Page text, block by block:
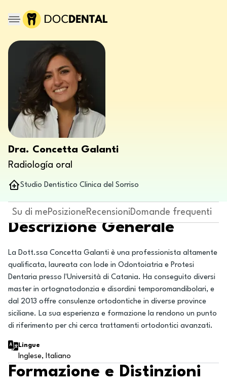
Dra. Concetta Galanti
Radiología oral
Studio Dentistico Clinica del Sorriso
Su di mePosizioneRecensioniDomande frequenti
Descrizione Generale
La Dott.ssa Concetta Galanti è una professionista altamente
qualificata, laureata con lode in Odontoiatria e Protesi
Dentaria presso l'Università di Catania. Ha conseguito diversi
master in ortognatodonzia e disordini temporomandibolari, e
dal 2013 offre consulenze ortodontiche in diverse province
siciliane. La sua esperienza e formazione la rendono un punto
di riferimento per chi cerca trattamenti ortodontici avanzati.
Lingue
Inglese, Italiano
Formazione e Distinzioni